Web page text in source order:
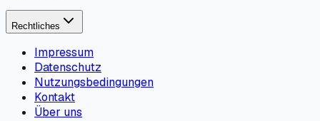
Rechtliches
Impressum
Datenschutz
Nutzungsbedingungen
Kontakt
Über uns